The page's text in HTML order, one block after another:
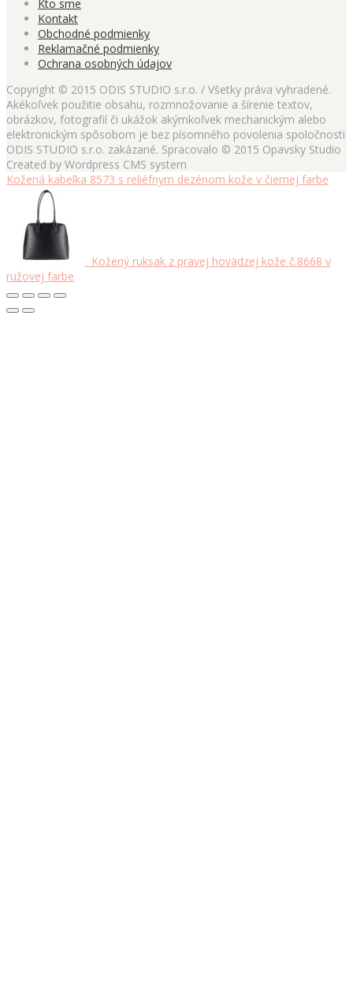
Kto sme
Kontakt
Obchodné podmienky
Reklamačné podmienky
Ochrana osobných údajov
Copyright © 2015 ODIS STUDIO s.r.o. / Všetky práva vyhradené.
Akékoľvek použitie obsahu, rozmnožovanie a šírenie textov,
obrázkov, fotografií či ukážok akýmkoľvek mechanickým alebo
elektronickým spôsobom je bez písomného povolenia spoločnosti
ODIS STUDIO s.r.o. zakázané. Spracovalo © 2015 Opavsky Studio
Created by Wordpress CMS system
Kožená kabelka 8573 s reliéfnym dezénom kože v čiernej farbe
Kožený ruksak z pravej hovädzej kože č.8668 v
ružovej farbe